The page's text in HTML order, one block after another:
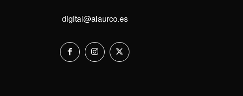
digital@alaurco.es